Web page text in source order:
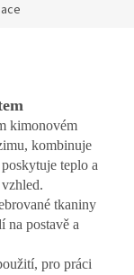
kimonovém
kombinuje
teplo a
tkaniny
na postavě a
pro práci